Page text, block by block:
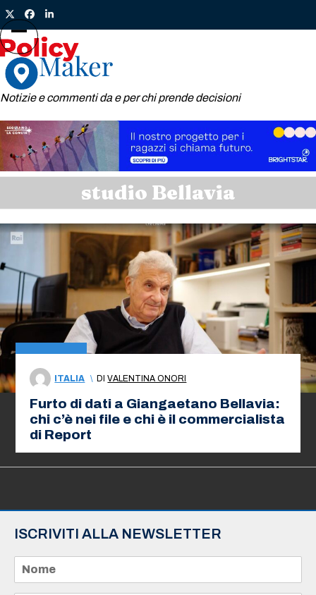
Skip
to
content
TwitterFacebook
LinkedIn
Notizie e commenti da e per chi prende decisioni
Open
mobile
menu
Close
mobile
menu
studio Bellavia
ITALIA \ DIVALENTINA ONORI
Furto di dati a Giangaetano Bellavia:
chi c’è nei file e chi è il commercialista
di Report
ISCRIVITI ALLA NEWSLETTER
m